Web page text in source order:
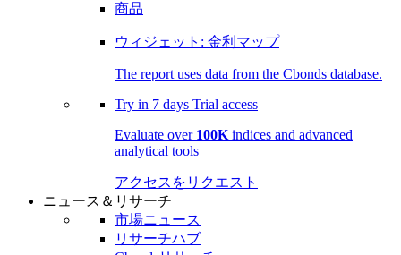
商品
ウィジェット: 金利マップ
The report uses data from the Cbonds database.
Try in 7 days Trial access
Evaluate over 100K indices and advanced
analytical tools
アクセスをリクエスト
ニュース＆リサーチ
市場ニュース
リサーチハブ